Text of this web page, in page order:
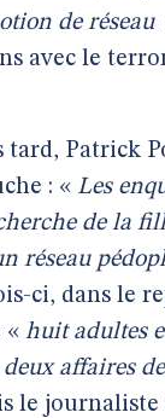
de réseau
avec le
tard, Patrick
: « Les
de la
réseau
ci, dans le
« huit adultes
affaires
le journaliste